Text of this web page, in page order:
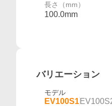
長さ（mm）
100.0mm
バリエーション
モデル
EV100S1